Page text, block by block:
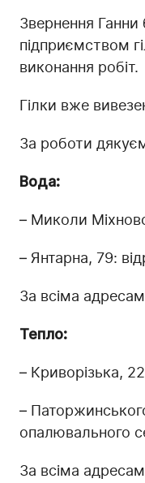
Звернення
підприємством
виконання робіт.
Гілки вже
За роботи
Вода:
– Миколи
– Янтарна, 79:
За всіма
Тепло:
– Криворізька,
–
опалювального
За всіма